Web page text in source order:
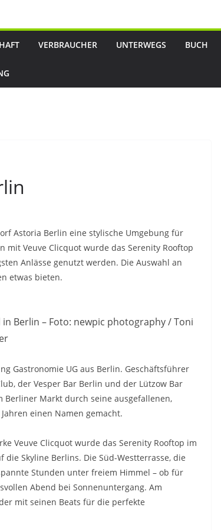
VERBRAUCHER UNTERWEGS BUCH
Astoria Berlin eine stylische Umgebung für
Veuve Clicquot wurde das Serenity Rooftop
Anlässe genutzt werden. Die Auswahl an
etwas bieten.
Berlin – Foto: newpic photography / Toni
Gastronomie UG aus Berlin. Geschäftsführer
der Vesper Bar Berlin und der Lützow Bar
Berliner Markt durch seine ausgefallenen,
einen Namen gemacht.
Veuve Clicquot wurde das Serenity Rooftop im
Skyline Berlins. Die Süd-Westterrasse, die
Stunden unter freiem Himmel – ob für
Abend bei Sonnenuntergang. Am
mit seinen Beats für die perfekte